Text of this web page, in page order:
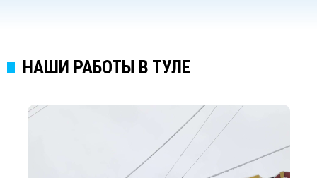
НАШИ РАБОТЫ В ТУЛЕ